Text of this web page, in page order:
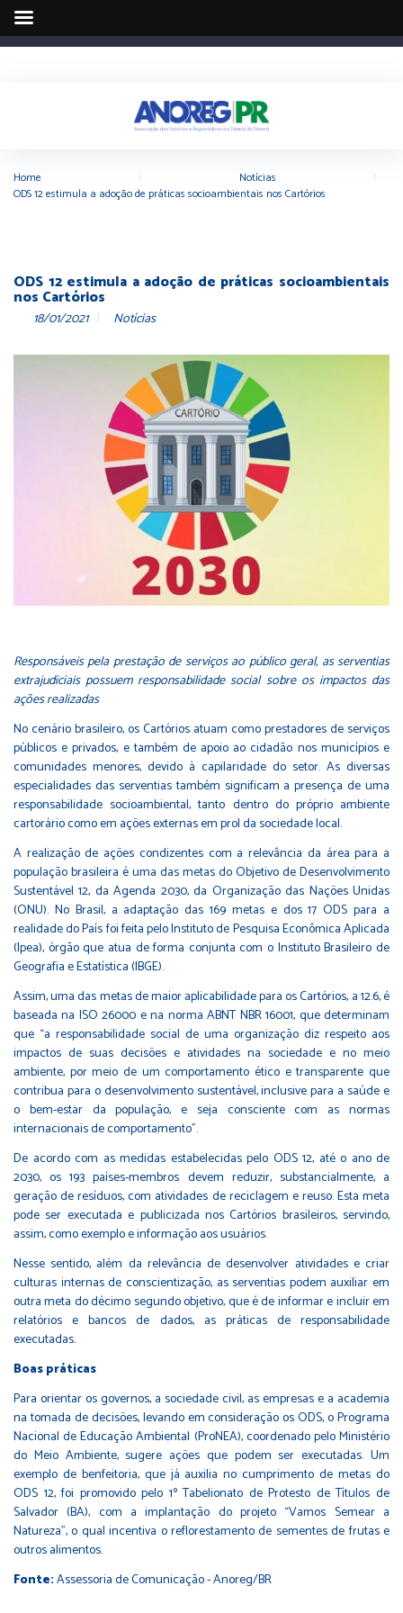
Home Notícias
ODS 12 estimula a adoção de práticas socioambientais nos Cartórios
ODS 12 estimula a adoção de práticas socioambientais
nos Cartórios
18/01/2021 Notícias
Responsáveis pela prestação de serviços ao público geral, as serventias
extrajudiciais possuem responsabilidade social sobre os impactos das
ações realizadas
No cenário brasileiro, os Cartórios atuam como prestadores de serviços
públicos e privados, e também de apoio ao cidadão nos municípios e
comunidades menores, devido à capilaridade do setor. As diversas
especialidades das serventias também significam a presença de uma
responsabilidade socioambiental, tanto dentro do próprio ambiente
cartorário como em ações externas em prol da sociedade local.
A realização de ações condizentes com a relevância da área para a
população brasileira é uma das metas do Objetivo de Desenvolvimento
Sustentável 12, da Agenda 2030, da Organização das Nações Unidas
(ONU). No Brasil, a adaptação das 169 metas e dos 17 ODS para a
realidade do País foi feita pelo Instituto de Pesquisa Econômica Aplicada
(Ipea), órgão que atua de forma conjunta com o Instituto Brasileiro de
Geografia e Estatística (IBGE).
Assim, uma das metas de maior aplicabilidade para os Cartórios, a 12.6, é
baseada na ISO 26000 e na norma ABNT NBR 16001, que determinam
que “a responsabilidade social de uma organização diz respeito aos
impactos de suas decisões e atividades na sociedade e no meio
ambiente, por meio de um comportamento ético e transparente que
contribua para o desenvolvimento sustentável, inclusive para a saúde e
o bem-estar da população, e seja consciente com as normas
internacionais de comportamento”.
De acordo com as medidas estabelecidas pelo ODS 12, até o ano de
2030, os 193 países-membros devem reduzir, substancialmente, a
geração de resíduos, com atividades de reciclagem e reuso. Esta meta
pode ser executada e publicizada nos Cartórios brasileiros, servindo,
assim, como exemplo e informação aos usuários.
Nesse sentido, além da relevância de desenvolver atividades e criar
culturas internas de conscientização, as serventias podem auxiliar em
outra meta do décimo segundo objetivo, que é de informar e incluir em
relatórios e bancos de dados, as práticas de responsabilidade
executadas.
Boas práticas
Para orientar os governos, a sociedade civil, as empresas e a academia
na tomada de decisões, levando em consideração os ODS, o Programa
Nacional de Educação Ambiental (ProNEA), coordenado pelo Ministério
do Meio Ambiente, sugere ações que podem ser executadas. Um
exemplo de benfeitoria, que já auxilia no cumprimento de metas do
ODS 12, foi promovido pelo 1º Tabelionato de Protesto de Títulos de
Salvador (BA), com a implantação do projeto “Vamos Semear a
Natureza”, o qual incentiva o reflorestamento de sementes de frutas e
outros alimentos.
Fonte:Assessoria de Comunicação - Anoreg/BR